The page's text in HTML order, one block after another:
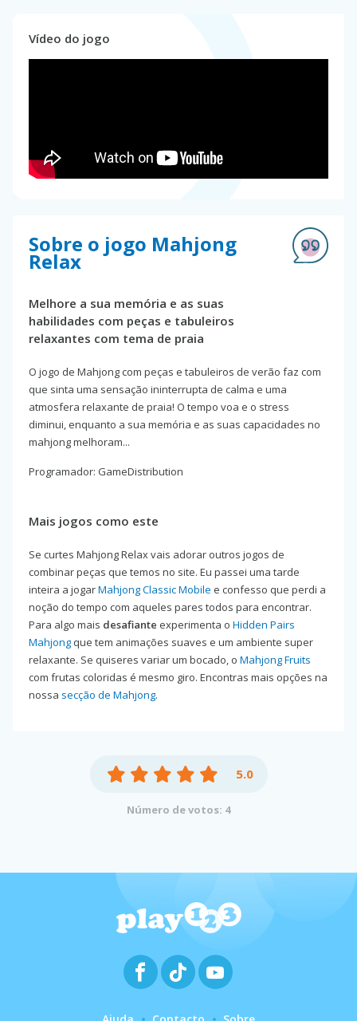
Vídeo do jogo
Sobre o jogo Mahjong
Relax
Melhore a sua memória e as suas
habilidades com peças e tabuleiros
relaxantes com tema de praia
O jogo de Mahjong com peças e tabuleiros de verão faz com
que sinta uma sensação ininterrupta de calma e uma
atmosfera relaxante de praia! O tempo voa e o stress
diminui, enquanto a sua memória e as suas capacidades no
mahjong melhoram...
Programador: GameDistribution
Mais jogos como este
Se curtes Mahjong Relax vais adorar outros jogos de
combinar peças que temos no site. Eu passei uma tarde
inteira a jogarMahjong Classic Mobile e confesso que perdi a
noção do tempo com aqueles pares todos para encontrar.
Para algo mais desafiante experimenta o Hidden Pairs
Mahjong que tem animações suaves e um ambiente super
relaxante. Se quiseres variar um bocado, o Mahjong Fruits
com frutas coloridas é mesmo giro. Encontras mais opções na
nossa secção de Mahjong.
5.0
Número de votos: 4